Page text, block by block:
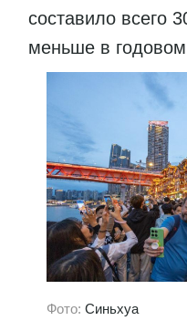
составило всего
меньше в
Фото: Синьхуа